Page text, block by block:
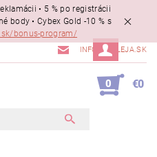
• 5 % po registrácii
body • Cybex Gold -10 % s
bonus-program/
INFO@MALEJA.SK
0 €0